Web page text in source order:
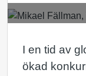
I en tid av
ökad